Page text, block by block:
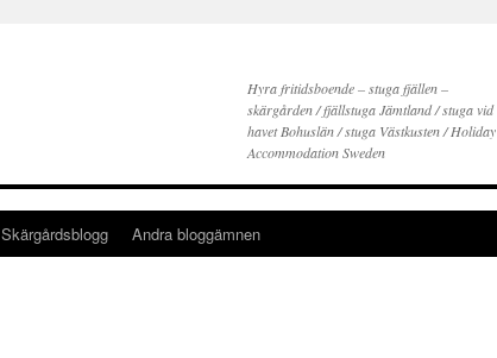
Hyra fritidsboende – stuga fjällen –
skärgården / fjällstuga Jämtland / stuga vid
havet Bohuslän / stuga Västkusten / Holiday
Accommodation Sweden
Skärgårdsblogg Andra bloggämnen